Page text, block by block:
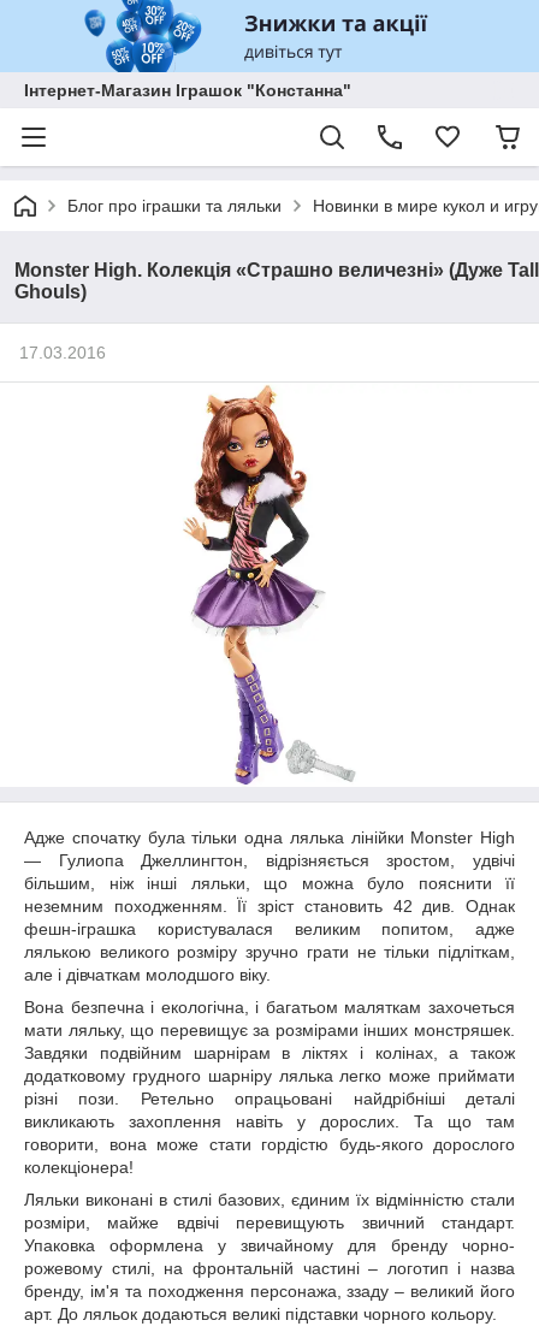
Інтернет-Магазин Іграшок "Констанна"
Блог про іграшки та ляльки Новинки в мире кукол и
Monster High. Колекція «Страшно величезні» (Дуже Tall
Ghouls)
17.03.2016
Адже спочатку була тільки одна лялька лінійки Monster High
― Гулиопа Джеллингтон, відрізняється зростом, удвічі
більшим, ніж інші ляльки, що можна було пояснити її
неземним походженням. Її зріст становить 42 див. Однак
фешн-іграшка користувалася великим попитом, адже
лялькою великого розміру зручно грати не тільки підліткам,
але і дівчаткам молодшого віку.
Вона безпечна і екологічна, і багатьом маляткам захочеться
мати ляльку, що перевищує за розмірами інших монстряшек.
Завдяки подвійним шарнірам в ліктях і колінах, а також
додатковому грудного шарніру лялька легко може приймати
різні пози. Ретельно опрацьовані найдрібніші деталі
викликають захоплення навіть у дорослих. Та що там
говорити, вона може стати гордістю будь-якого дорослого
колекціонера!
Ляльки виконані в стилі базових, єдиним їх відмінністю стали
розміри, майже вдвічі перевищують звичний стандарт.
Упаковка оформлена у звичайному для бренду чорно-
рожевому стилі, на фронтальній частині – логотип і назва
бренду, ім'я та походження персонажа, ззаду – великий його
арт. До ляльок додаються великі підставки чорного кольору.